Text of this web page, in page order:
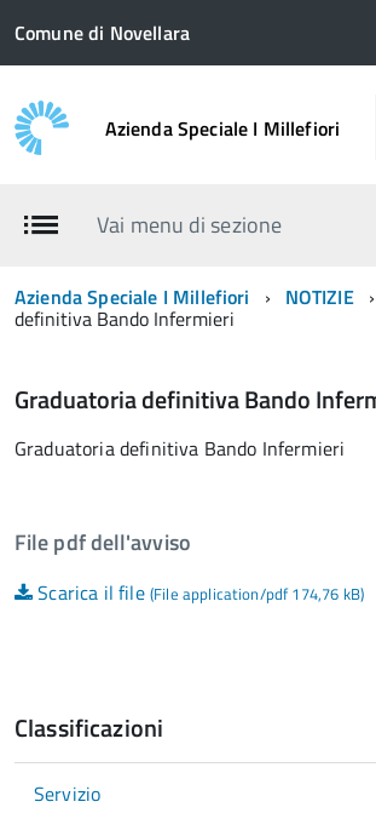
Comune di Novellara
Azienda Speciale I Millefiori
Vai menu di sezione
Azienda Speciale I Millefiori NOTIZIE
definitiva Bando Infermieri
Graduatoria definitiva Bando
Graduatoria definitiva Bando Infermieri
File pdf dell'avviso
Scarica il file (File application/pdf 174,76 kB)
Classificazioni
Servizio